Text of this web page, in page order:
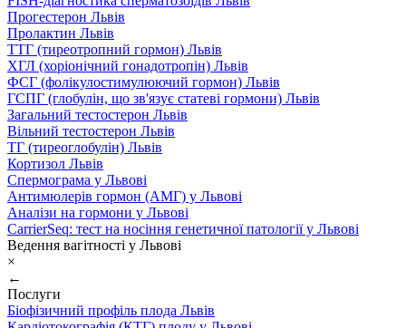
Прогестерон Львів
Пролактин Львів
ТТГ (тиреотропний гормон) Львів
ХГЛ (хоріонічний гонадотропін) Львів
ФСГ (фолікулостимулюючий гормон) Львів
ГСПГ (глобулін, що зв'язує статеві гормони) Львів
Загальний тестостерон Львів
Вільний тестостерон Львів
ТГ (тиреоглобулін) Львів
Кортизол Львів
Спермограма у Львові
Антимюлерів гормон (АМГ) у Львові
Аналізи на гормони у Львові
CarrierSeq: тест на носіння генетичної патології у Львові
Ведення вагітності у Львові
×
←
Послуги
Біофізичний профіль плода Львів